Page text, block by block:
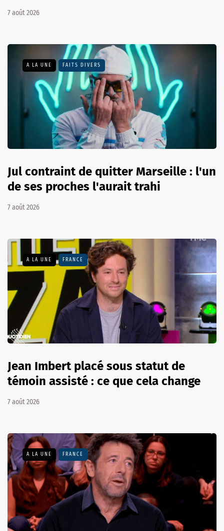
7 août 2026
A LA UNE FAITS DIVERS
Jul contraint de quitter Marseille : l'un
de ses proches l'aurait trahi
7 août 2026
A LA UNE FRANCE
Jean Imbert placé sous statut de
témoin assisté : ce que cela change
7 août 2026
A LA UNE FRANCE